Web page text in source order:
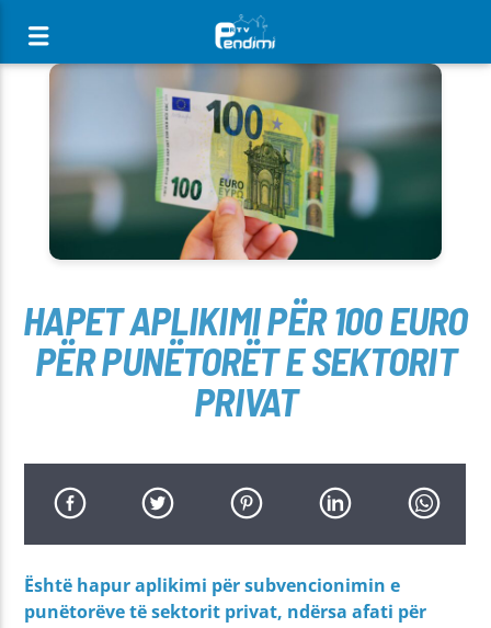
[There are no radio stations in the database]
HAPET APLIKIMI PËR 100 EURO
PËR PUNËTORËT E SEKTORIT
PRIVAT
Është hapur aplikimi për subvencionimin e
punëtorëve të sektorit privat, ndërsa afati për